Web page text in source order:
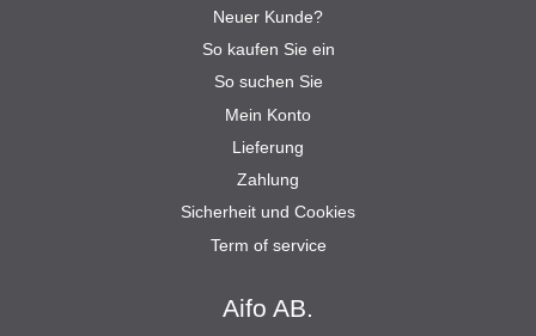
Aifo AB.
Neuer Kunde?
So kaufen Sie ein
So suchen Sie
Mein Konto
Lieferung
Zahlung
Sicherheit und Cookies
Term of service